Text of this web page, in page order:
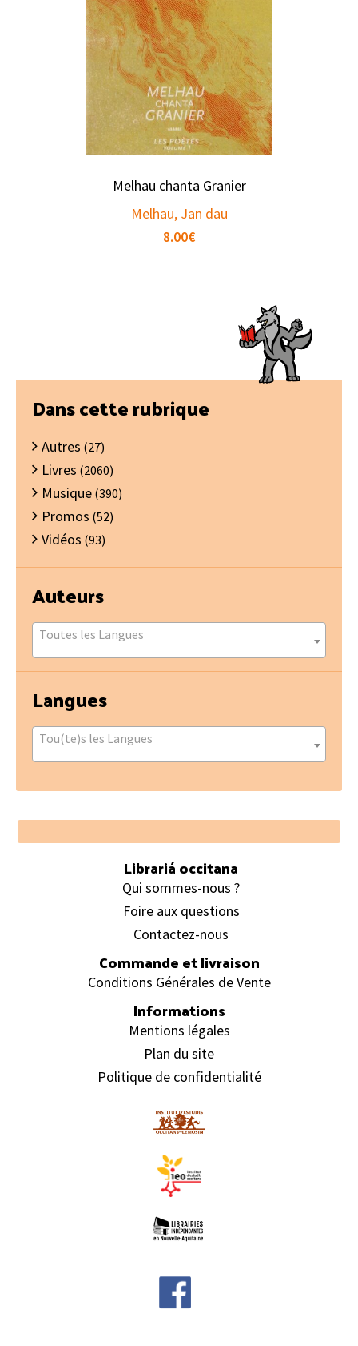
Melhau chanta Granier
Melhau, Jan dau
8.00€
Barre
latérale
principale
Dans cette rubrique
Autres (27)
Livres (2060)
Musique (390)
Promos (52)
Vidéos (93)
Auteurs
Toutes les Langues
Langues
Tou(te)s les Langues
Footer
Librariá occitana
Qui sommes-nous ?
Foire aux questions
Contactez-nous
Commande et livraison
Conditions Générales de Vente
Informations
Mentions légales
Plan du site
Politique de confidentialité